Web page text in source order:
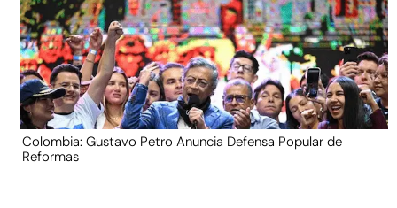
Colombia: Gustavo Petro Anuncia Defensa Popular de
Reformas